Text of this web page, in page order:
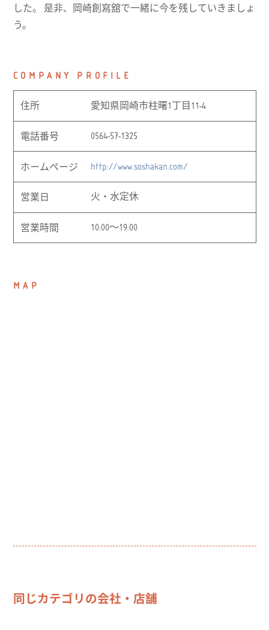
した。 是非、岡崎創寫舘で一緒に今を残していきましょ
う。
COMPANY PROFILE
住所 愛知県岡崎市柱曙1丁目11-4
電話番号 0564-57-1325
ホームページ http://www.soshakan.com/
営業日 火・水定休
営業時間 10:00〜19:00
MAP
同じカテゴリの会社・店舗